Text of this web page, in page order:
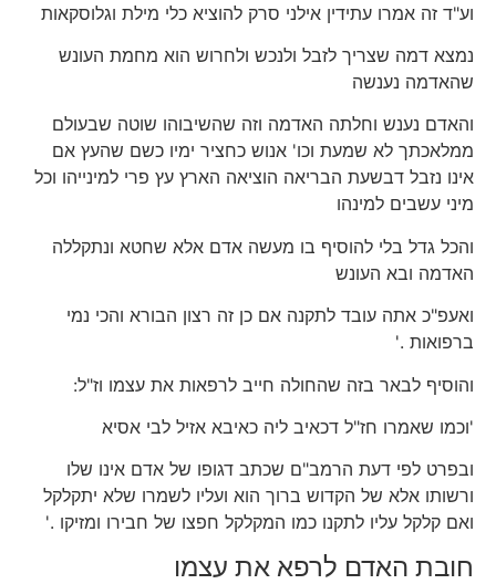
וע"ד זה אמרו עתידין אילני סרק להוציא כלי מילת וגלוסקאות
נמצא דמה שצריך לזבל ולנכש ולחרוש הוא מחמת העונש
שהאדמה נענשה
והאדם נענש וחלתה האדמה וזה שהשיבוהו שוטה שבעולם
ממלאכתך לא שמעת וכו' אנוש כחציר ימיו כשם שהעץ אם
אינו נזבל דבשעת הבריאה הוציאה הארץ עץ פרי למינייהו וכל
מיני עשבים למינהו
והכל גדל בלי להוסיף בו מעשה אדם אלא שחטא ונתקללה
האדמה ובא העונש
ואעפ"כ אתה עובד לתקנה אם כן זה רצון הבורא והכי נמי
ברפואות .'
והוסיף לבאר בזה שהחולה חייב לרפאות את עצמו וז"ל:
'וכמו שאמרו חז"ל דכאיב ליה כאיבא אזיל לבי אסיא
ובפרט לפי דעת הרמב"ם שכתב דגופו של אדם אינו שלו
ורשותו אלא של הקדוש ברוך הוא ועליו לשמרו שלא יתקלקל
ואם קלקל עליו לתקנו כמו המקלקל חפצו של חבירו ומזיקו .'
חובת האדם לרפא את עצמו